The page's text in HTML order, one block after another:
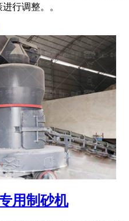
行调整。。
用制砂机